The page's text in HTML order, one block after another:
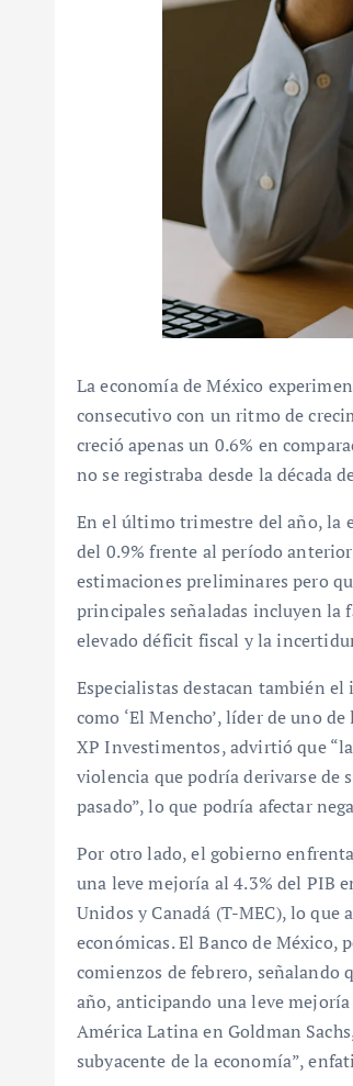
La economía de México
consecutivo con un ritmo de
creció apenas un 0.6% en
no se registraba desde la década
En el último trimestre del año, la
del 0.9% frente al período
estimaciones preliminares pero
principales señaladas incluyen la
elevado déficit fiscal y la
Especialistas destacan también
como ‘El Mencho’, líder de uno
XP Investimentos, advirtió que
violencia que podría derivarse de
pasado”, lo que podría afectar
Por otro lado, el gobierno
una leve mejoría al 4.3% del PIB
Unidos y Canadá (T-MEC), lo
económicas. El Banco de México,
comienzos de febrero, señalando
año, anticipando una leve
América Latina en Goldman
subyacente de la economía”,